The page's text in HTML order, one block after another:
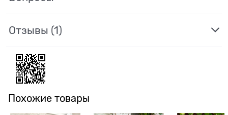
Отзывы (1)
Похожие товары